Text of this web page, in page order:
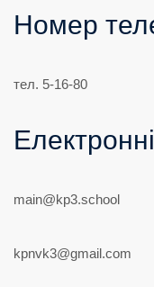
Номер
тел. 5-16-80
main@kp3.school
kpnvk3@gmail.com